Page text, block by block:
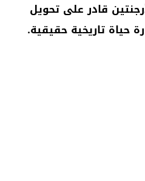
قادر على تحويل
حياة تاريخية حقيقية.